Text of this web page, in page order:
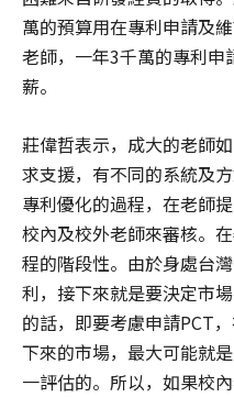
萬的預算用在專利申請及
老師，一年3千萬的專利
薪。
莊偉哲表示，成大的老師
求支援，有不同的系統及
專利優化的過程，在老師
校內及校外老師來審核。
程的階段性。由於身處台
利，接下來就是要決定市
的話，即要考慮申請PCT
下來的市場，最大可能就
一評估的。所以，如果校